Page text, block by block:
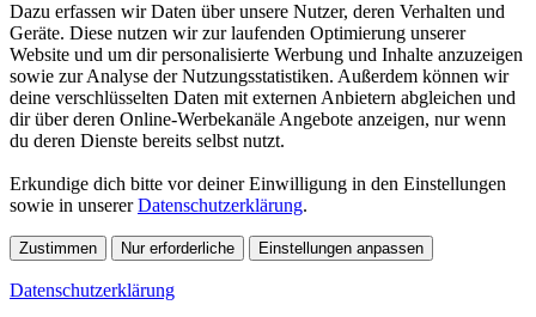
Dazu erfassen wir Daten über unsere Nutzer, deren Verhalten und
Geräte. Diese nutzen wir zur laufenden Optimierung unserer
Website und um dir personalisierte Werbung und Inhalte anzuzeigen
sowie zur Analyse der Nutzungsstatistiken. Außerdem können wir
deine verschlüsselten Daten mit externen Anbietern abgleichen und
dir über deren Online-Werbekanäle Angebote anzeigen, nur wenn
du deren Dienste bereits selbst nutzt.
Erkundige dich bitte vor deiner Einwilligung in den Einstellungen
sowie in unsererDatenschutzerklärung.
Zustimmen Nur erforderliche Einstellungen anpassen
Datenschutzerklärung